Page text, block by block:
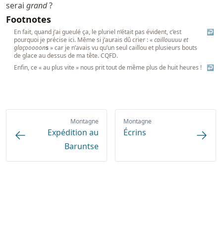
serai grand?
Footnotes
En fait, quand j’ai gueulé ça, le pluriel n’était pas évident, c’est
pourquoi je précise ici. Même si j’aurais dû crier : «caillouuuu et
glaçooooons» car je n’avais vu qu’un seul caillou et plusieurs bouts
de glace au dessus de ma tête. CQFD.
↩
Enfin, ce « au plus vite » nous prit tout de même plus de huit heures ! ↩
Montagne
Expédition au
Baruntse
Montagne
Écrins